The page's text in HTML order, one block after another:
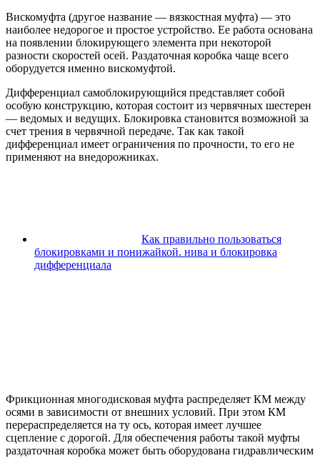
Вискомуфта (другое название — вязкостная муфта) — это
наиболее недорогое и простое устройство. Ее работа основана
на появлении блокирующего элемента при некоторой
разности скоростей осей. Раздаточная коробка чаще всего
оборудуется именно вискомуфтой.
Дифференциал самоблокирующийся представляет собой
особую конструкцию, которая состоит из червячных шестерен
— ведомых и ведущих. Блокировка становится возможной за
счет трения в червячной передаче. Так как такой
дифференциал имеет ограничения по прочности, то его не
применяют на внедорожниках.
Как правильно пользоваться
блокировками и понижайкой. нива и блокировка
дифференциала
Фрикционная многодисковая муфта распределяет КМ между
осями в зависимости от внешних условий. При этом КМ
перераспределяется на ту ось, которая имеет лучшее
сцепление с дорогой. Для обеспечения работы такой муфты
раздаточная коробка может быть оборудована гидравлическим